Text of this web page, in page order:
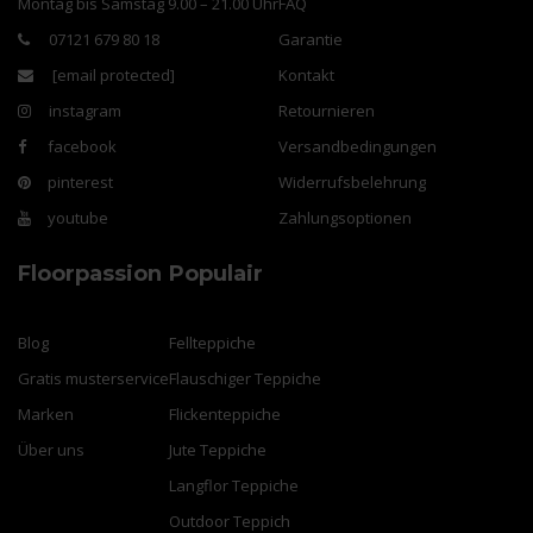
07121 679 80 18
[email protected]
instagram
facebook
pinterest
youtube
Garantie
Kontakt
Retournieren
Versandbedingungen
Widerrufsbelehrung
Zahlungsoptionen
Floorpassion
Blog
Gratis musterservice
Marken
Über uns
Populair
Fellteppiche
Flauschiger Teppiche
Flickenteppiche
Jute Teppiche
Langflor Teppiche
Outdoor Teppich